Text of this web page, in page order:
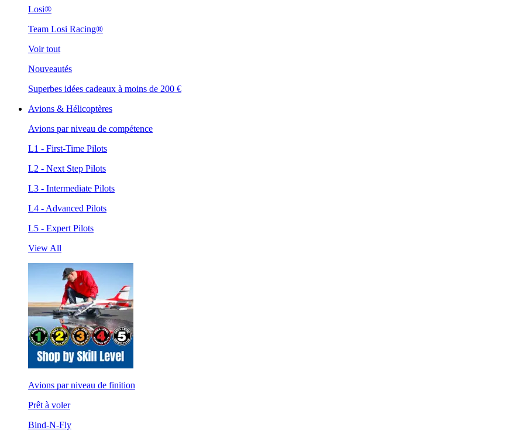
Losi®
Team Losi Racing®
Voir tout
Nouveautés
Superbes idées cadeaux à moins de 200 €
Avions & Hélicoptères
Avions par niveau de compétence
L1 - First-Time Pilots
L2 - Next Step Pilots
L3 - Intermediate Pilots
L4 - Advanced Pilots
L5 - Expert Pilots
View All
Avions par niveau de finition
Prêt à voler
Bind-N-Fly